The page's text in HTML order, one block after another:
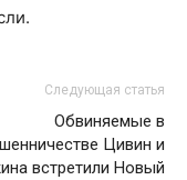
Следующая статья
Обвиняемые в
Цивин и
встретили Новый